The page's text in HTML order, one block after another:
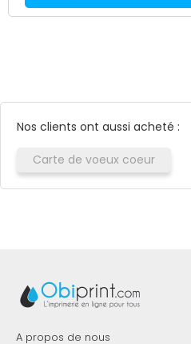
Nos clients ont aussi acheté :
Carte de voeux coeur
A propos de nous